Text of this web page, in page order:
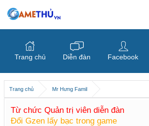
Trang chủ Mr Hưng Famil
Từ chức Quản trị viên diễn đàn
Đổi Gzen lấy bạc trong game
Trang chủ Diễn đàn Facebook